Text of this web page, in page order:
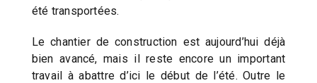
été transportées.
Le chantier de construction est aujourd’hui déjà
bien avancé, mais il reste encore un important
travail à abattre d’ici le début de l’été. Outre le